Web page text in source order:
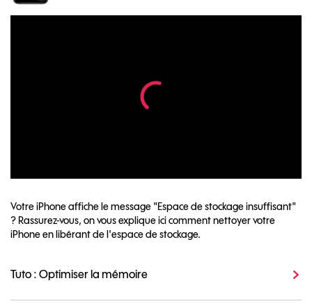
Votre iPhone affiche le message "Espace de stockage insuffisant"
? Rassurez-vous, on vous explique ici comment nettoyer votre
iPhone en libérant de l'espace de stockage.
Tuto : Optimiser la mémoire